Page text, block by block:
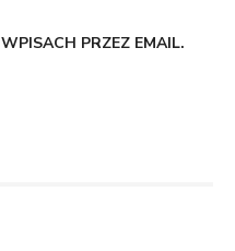
PRZEZ EMAIL.